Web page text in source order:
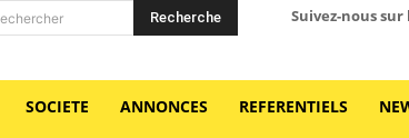
Recherche Suivez-nous
SOCIETE ANNONCES REFERENTIELS